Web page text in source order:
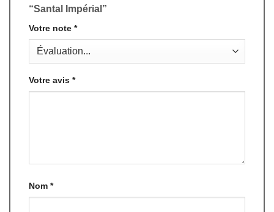
“Santal Impérial”
Votre note *
Votre avis *
Nom *